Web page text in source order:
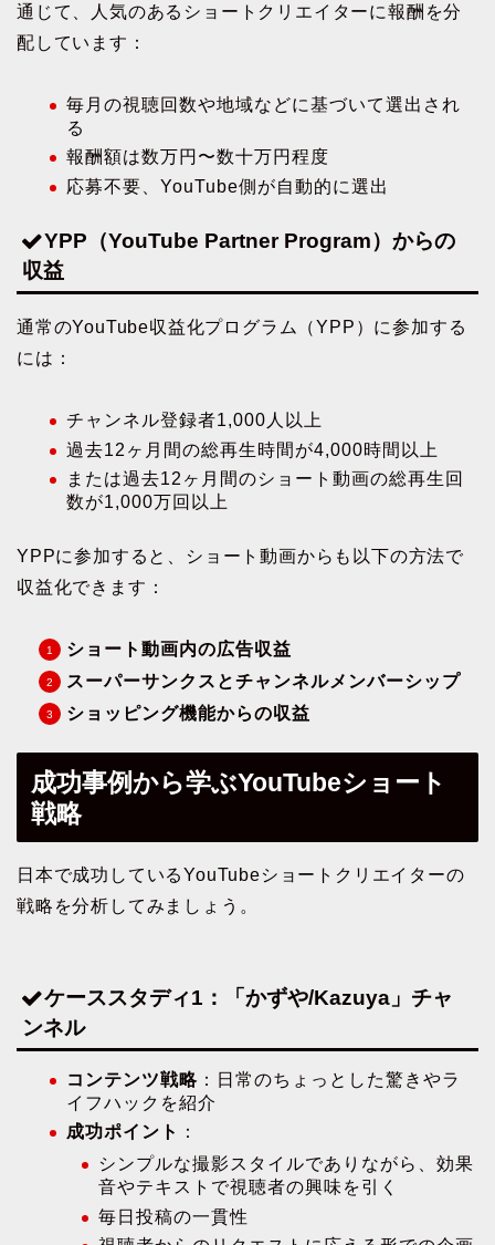
通じて、人気のあるショートクリエイターに報酬を分
配しています：
毎月の視聴回数や地域などに基づいて選出され
る
報酬額は数万円〜数十万円程度
応募不要、YouTube側が自動的に選出
YPP（YouTube Partner Program）からの
収益
通常のYouTube収益化プログラム（YPP）に参加する
には：
チャンネル登録者1,000人以上
過去12ヶ月間の総再生時間が4,000時間以上
または過去12ヶ月間のショート動画の総再生回
数が1,000万回以上
YPPに参加すると、ショート動画からも以下の方法で
収益化できます：
ショート動画内の広告収益
スーパーサンクスとチャンネルメンバーシップ
ショッピング機能からの収益
成功事例から学ぶYouTubeショート
戦略
日本で成功しているYouTubeショートクリエイターの
戦略を分析してみましょう。
ケーススタディ1：「かずや/Kazuya」チャ
ンネル
コンテンツ戦略 ：日常のちょっとした驚きやラ
イフハックを紹介
成功ポイント
：
シンプルな撮影スタイルでありながら、効果
音やテキストで視聴者の興味を引く
毎日投稿の一貫性